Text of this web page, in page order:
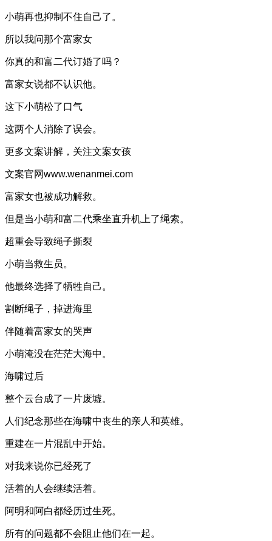
小萌再也抑制不住自己了。
所以我问那个富家女
你真的和富二代订婚了吗？
富家女说都不认识他。
这下小萌松了口气
这两个人消除了误会。
更多文案讲解，关注文案女孩
文案官网www.wenanmei.com
富家女也被成功解救。
但是当小萌和富二代乘坐直升机上了绳索。
超重会导致绳子撕裂
小萌当救生员。
他最终选择了牺牲自己。
割断绳子，掉进海里
伴随着富家女的哭声
小萌淹没在茫茫大海中。
海啸过后
整个云台成了一片废墟。
人们纪念那些在海啸中丧生的亲人和英雄。
重建在一片混乱中开始。
对我来说你已经死了
活着的人会继续活着。
阿明和阿白都经历过生死。
所有的问题都不会阻止他们在一起。